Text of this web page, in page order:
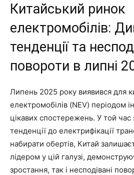
Китайський ринок
електромобілів:
тенденції та
повороти в липні
Липень 2025 року виявився для
електромобілів (NEV) періодом
цікавих спостережень. У той час
тенденції до електрифікації
набирати обертів, Китай
лідером у цій галузі,
зростання, так і несподівані